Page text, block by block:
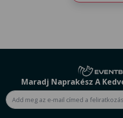
Maradj Naprakész A